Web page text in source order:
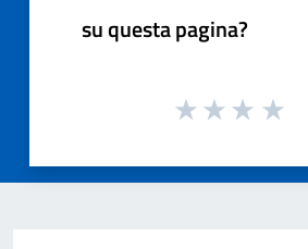
su questa pagina?